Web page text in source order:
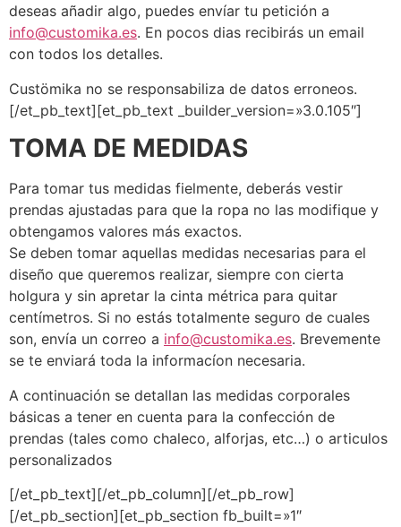
deseas añadir algo, puedes envíar tu petición a
info@customika.es. En pocos dias recibirás un email
con todos los detalles.
Custömika no se responsabiliza de datos erroneos.
[/et_pb_text][et_pb_text _builder_version=»3.0.105″]
TOMA DE MEDIDAS
Para tomar tus medidas fielmente, deberás vestir
prendas ajustadas para que la ropa no las modifique y
obtengamos valores más exactos.
Se deben tomar aquellas medidas necesarias para el
diseño que queremos realizar, siempre con cierta
holgura y sin apretar la cinta métrica para quitar
centímetros. Si no estás totalmente seguro de cuales
son, envía un correo a info@customika.es. Brevemente
se te enviará toda la informacíon necesaria.
A continuación se detallan las medidas corporales
básicas a tener en cuenta para la confección de
prendas (tales como chaleco, alforjas, etc…) o articulos
personalizados
[/et_pb_text][/et_pb_column][/et_pb_row]
[/et_pb_section][et_pb_section fb_built=»1″